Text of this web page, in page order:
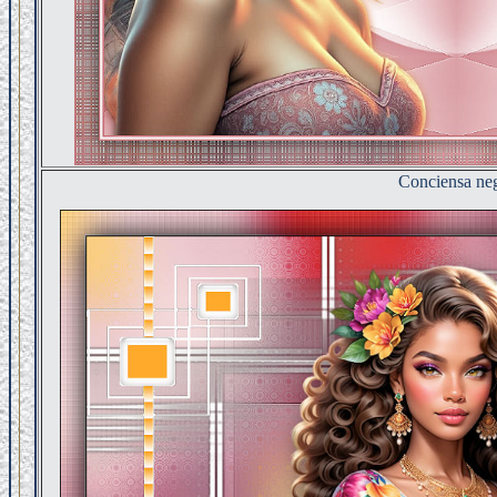
Conciensa